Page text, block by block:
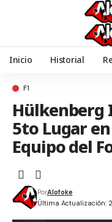
Inicio Historial
F1
Hülkenberg
5to Lugar en
Equipo del
Última Actualización:
PorAlofoke